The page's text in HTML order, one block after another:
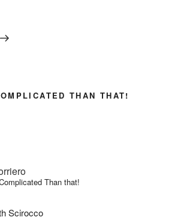
THAN THAT!
Than that!